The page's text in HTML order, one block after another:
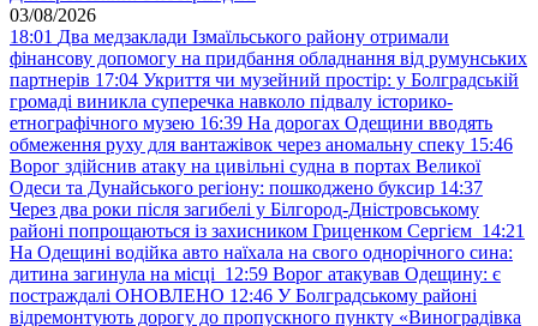
03/08/2026
18:01 Два медзаклади Ізмаїльського району отримали
фінансову допомогу на придбання обладнання від румунських
партнерів 17:04 Укриття чи музейний простір: у Болградській
громаді виникла суперечка навколо підвалу історико-
етнографічного музею 16:39 На дорогах Одещини вводять
обмеження руху для вантажівок через аномальну спеку 15:46
Ворог здійснив атаку на цивільні судна в портах Великої
Одеси та Дунайського регіону: пошкоджено буксир 14:37
Через два роки після загибелі у Білгород-Дністровському
районі попрощаються із захисником Гриценком Сергієм 14:21
На Одещині водійка авто наїхала на свого однорічного сина:
дитина загинула на місці 12:59 Ворог атакував Одещину: є
постраждалі ОНОВЛЕНО 12:46 У Болградському районі
відремонтують дорогу до пропускного пункту «Виноградівка